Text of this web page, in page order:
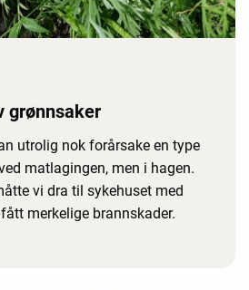
grønnsaker
utrolig nok forårsake en type
matlagingen, men i hagen.
vi dra til sykehuset med
merkelige brannskader.